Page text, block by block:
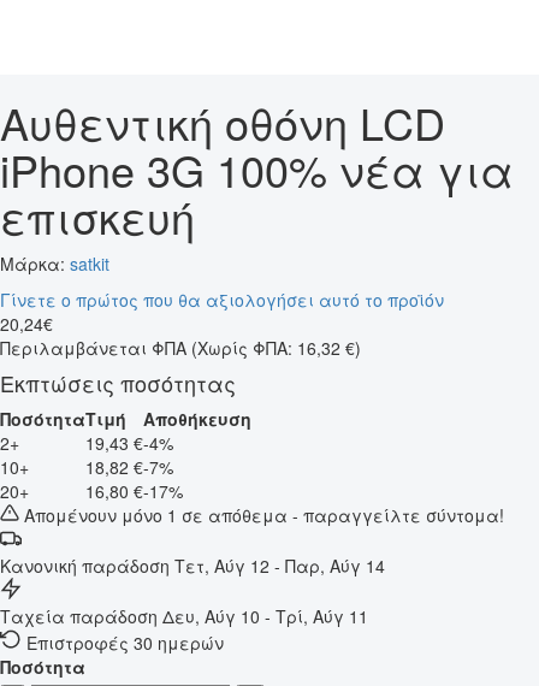
Αυθεντική οθόνη LCD
iPhone 3G 100% νέα για
επισκευή
Μάρκα: satkit
Γίνετε ο πρώτος που θα αξιολογήσει αυτό το προϊόν
20,24€
Περιλαμβάνεται ΦΠΑ (Χωρίς ΦΠΑ: 16,32 €)
Εκπτώσεις ποσότητας
ΠοσότηταΤιμή
Αποθήκευση
2+
19,43 €-4%
10+
18,82 €-7%
20+
16,80 €-17%
Απομένουν μόνο 1 σε απόθεμα - παραγγείλτε σύντομα!
Κανονική παράδοση Τετ, Αύγ 12 - Παρ, Αύγ 14
Ταχεία παράδοση Δευ, Αύγ 10 - Τρί, Αύγ 11
Επιστροφές 30 ημερών
Ποσότητα